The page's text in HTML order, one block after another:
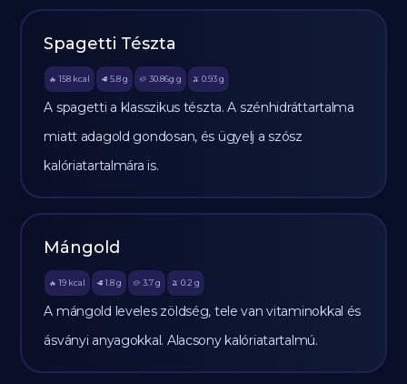
Spagetti Tészta
🔥 158 kcal 🥩 5.8 g 🥔 30.86g g 🫒 0.93 g
A spagetti a klasszikus tészta. A szénhidráttartalma
miatt adagold gondosan, és ügyelj a szósz
kalóriatartalmára is.
Mángold
🔥 19 kcal 🥩 1.8 g 🥔 3.7g 🫒 0.2 g
A mángold leveles zöldség, tele van vitaminokkal és
ásványi anyagokkal. Alacsony kalóriatartalmú.